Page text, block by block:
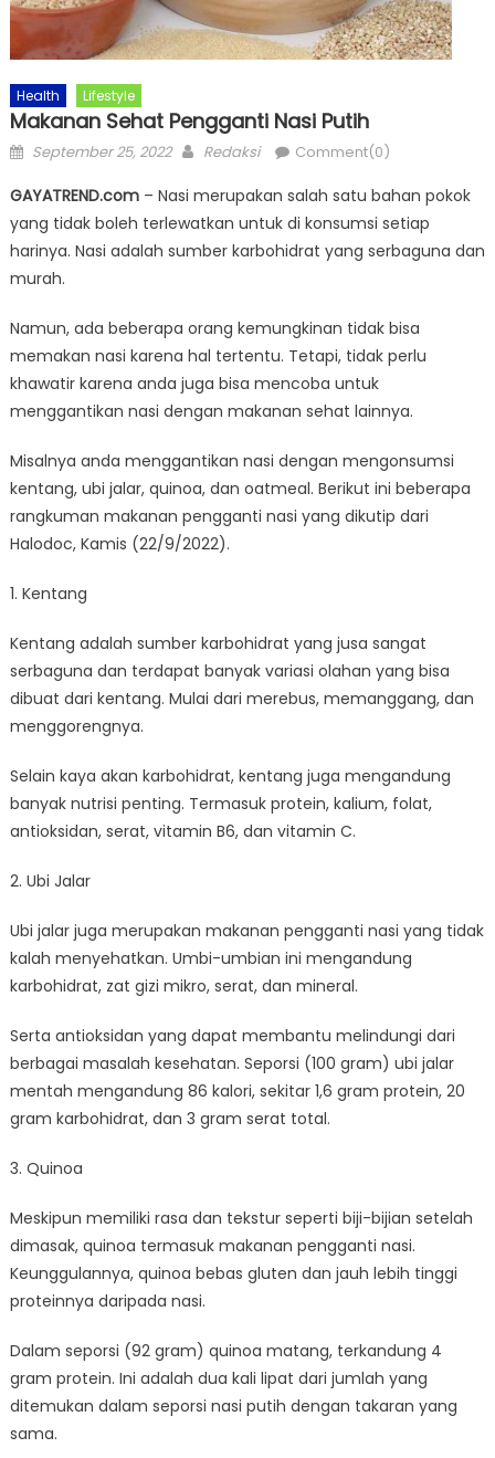
Health Lifestyle
Makanan Sehat Pengganti Nasi Putih
Posted
September 25, 2022 Author
Redaksi Comment(0)
GAYATREND.com– Nasi merupakan salah satu bahan pokok
yang tidak boleh terlewatkan untuk di konsumsi setiap
harinya. Nasi adalah sumber karbohidrat yang serbaguna dan
murah.
Namun, ada beberapa orang kemungkinan tidak bisa
memakan nasi karena hal tertentu. Tetapi, tidak perlu
khawatir karena anda juga bisa mencoba untuk
menggantikan nasi dengan makanan sehat lainnya.
Misalnya anda menggantikan nasi dengan mengonsumsi
kentang, ubi jalar, quinoa, dan oatmeal. Berikut ini beberapa
rangkuman makanan pengganti nasi yang dikutip dari
Halodoc, Kamis (22/9/2022).
1. Kentang
Kentang adalah sumber karbohidrat yang jusa sangat
serbaguna dan terdapat banyak variasi olahan yang bisa
dibuat dari kentang. Mulai dari merebus, memanggang, dan
menggorengnya.
Selain kaya akan karbohidrat, kentang juga mengandung
banyak nutrisi penting. Termasuk protein, kalium, folat,
antioksidan, serat, vitamin B6, dan vitamin C.
2. Ubi Jalar
Ubi jalar juga merupakan makanan pengganti nasi yang tidak
kalah menyehatkan. Umbi-umbian ini mengandung
karbohidrat, zat gizi mikro, serat, dan mineral.
Serta antioksidan yang dapat membantu melindungi dari
berbagai masalah kesehatan. Seporsi (100 gram) ubi jalar
mentah mengandung 86 kalori, sekitar 1,6 gram protein, 20
gram karbohidrat, dan 3 gram serat total.
3. Quinoa
Meskipun memiliki rasa dan tekstur seperti biji-bijian setelah
dimasak, quinoa termasuk makanan pengganti nasi.
Keunggulannya, quinoa bebas gluten dan jauh lebih tinggi
proteinnya daripada nasi.
Dalam seporsi (92 gram) quinoa matang, terkandung 4
gram protein. Ini adalah dua kali lipat dari jumlah yang
ditemukan dalam seporsi nasi putih dengan takaran yang
sama.